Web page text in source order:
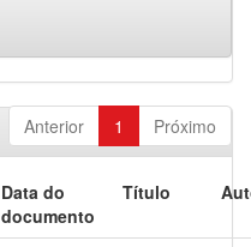
Anterior 1 Próximo
Data do
documento
Título